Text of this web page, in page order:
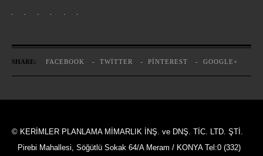
SHARE: FACEBOOK TWITTER PINTEREST GOOGLE+
© KERİMLER PLANLAMA MİMARLIK İNŞ. ve DNŞ. TİC. LTD. ŞTİ.
Pirebi Mahallesi, Söğütlü Sokak 64/A Meram / KONYA Tel:0 (332)